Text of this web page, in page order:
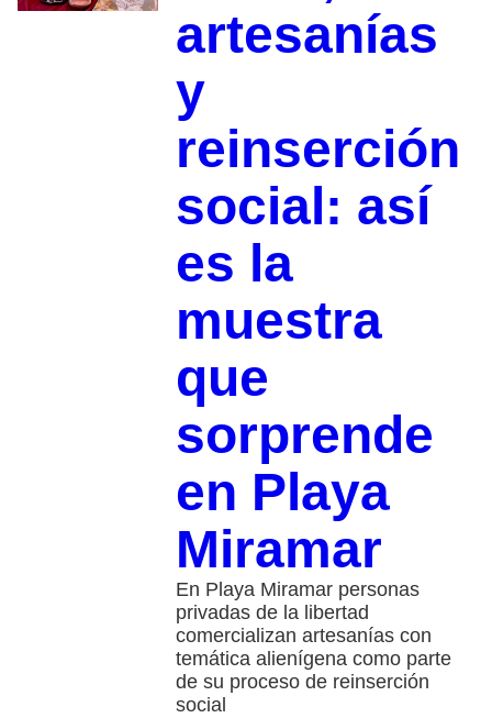
artesanías
y
reinserción
social: así
es la
muestra
que
sorprende
en Playa
Miramar
En Playa Miramar personas
privadas de la libertad
comercializan artesanías con
temática alienígena como parte
de su proceso de reinserción
social